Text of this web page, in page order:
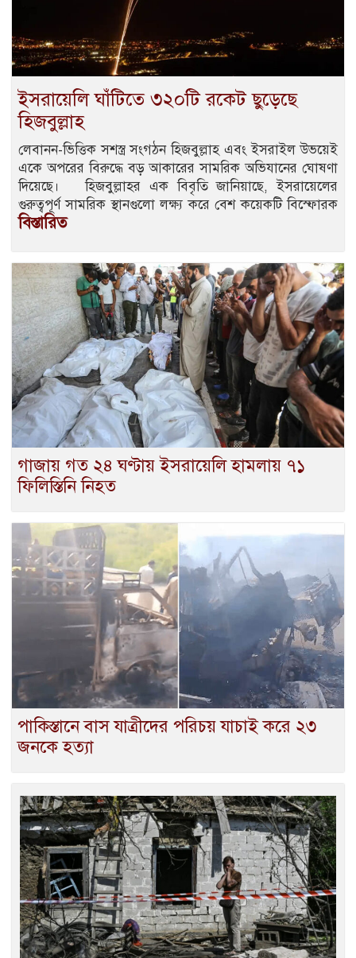
ইসরায়েলি ঘাঁটিতে ৩২০টি রকেট ছুড়েছে
হিজবুল্লাহ
লেবানন-ভিত্তিক সশস্ত্র সংগঠন হিজবুল্লাহ এবং ইসরাইল উভয়েই
একে অপরের বিরুদ্ধে বড় আকারের সামরিক অভিযানের ঘোষণা
দিয়েছে। হিজবুল্লাহর এক বিবৃতি জানিয়াছে, ইসরায়েলের
গুরুত্বপূর্ণ সামরিক স্থানগুলো লক্ষ্য করে বেশ কয়েকটি বিস্ফোরক
বিস্তারিত
গাজায় গত ২৪ ঘণ্টায় ইসরায়েলি হামলায় ৭১
ফিলিস্তিনি নিহত
পাকিস্তানে বাস যাত্রীদের পরিচয় যাচাই করে ২৩
জনকে হত্যা